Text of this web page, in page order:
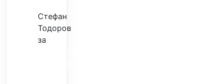
Стефан
Тодоров
за